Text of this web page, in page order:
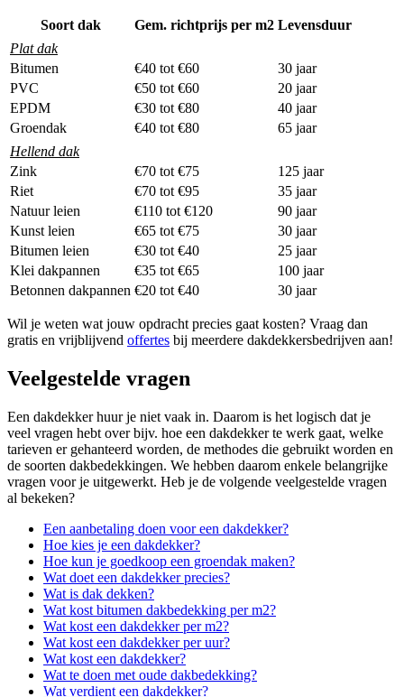
Soort dak Gem. richtprijs per m2 Levensduur
Plat dak
Bitumen
€40 tot €60
30 jaar
PVC
€50 tot €60
20 jaar
EPDM
€30 tot €80
40 jaar
Groendak
€40 tot €80
65 jaar
Hellend dak
Zink
€70 tot €75
125 jaar
Riet
€70 tot €95
35 jaar
Natuur leien
€110 tot €120
90 jaar
Kunst leien
€65 tot €75
30 jaar
Bitumen leien
€30 tot €40
25 jaar
Klei dakpannen
€35 tot €65
100 jaar
Betonnen dakpannen €20 tot €40 30 jaar
Wil je weten wat jouw opdracht precies gaat kosten? Vraag dan
gratis en vrijblijvend offertes bij meerdere dakdekkersbedrijven aan!
Veelgestelde vragen
Een dakdekker huur je niet vaak in. Daarom is het logisch dat je
veel vragen hebt over bijv. hoe een dakdekker te werk gaat, welke
tarieven er gehanteerd worden, de methodes die gebruikt worden en
de soorten dakbedekkingen. We hebben daarom enkele belangrijke
vragen voor je uitgewerkt. Heb je de volgende veelgestelde vragen
al bekeken?
Een aanbetaling doen voor een dakdekker?
Hoe kies je een dakdekker?
Hoe kun je goedkoop een groendak maken?
Wat doet een dakdekker precies?
Wat is dak dekken?
Wat kost bitumen dakbedekking per m2?
Wat kost een dakdekker per m2?
Wat kost een dakdekker per uur?
Wat kost een dakdekker?
Wat te doen met oude dakbedekking?
Wat verdient een dakdekker?